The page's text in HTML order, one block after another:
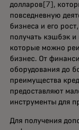
долларов[7],
повседневную
бизнеса и его
получать кэшбэк и
которые можно
бизнес. От
оборудования до
преимущества
предоставляют
инструменты для
Для получения